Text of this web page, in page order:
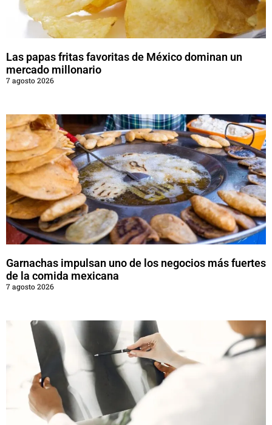
Las papas fritas favoritas de México dominan un
mercado millonario
7 agosto 2026
Garnachas impulsan uno de los negocios más fuertes
de la comida mexicana
7 agosto 2026